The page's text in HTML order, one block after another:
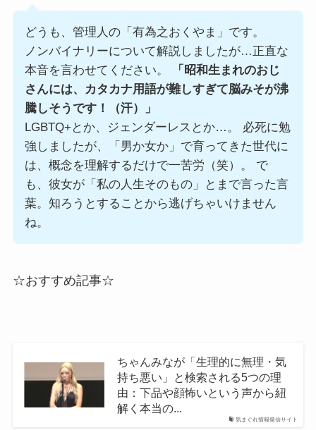
どうも、管理人の「有為之おくやま」です。
ノンバイナリーについて解説しましたが…正直な
本音を言わせてください。
「昭和生まれのおじ
さんには、カタカナ用語が難しすぎて脳みそが沸
騰しそうです！（汗）」
LGBTQ+とか、ジェンダーレスとか…。 必死に勉
強しましたが、「男か女か」で育ってきた世代に
は、概念を理解するだけで一苦労（笑）。 で
も、彼女が「私の人生そのもの」とまで言った言
葉。知ろうとすることから逃げちゃいけません
ね。
☆おすすめ記事☆
気まぐれ情報発信サイト
ちゃんみなが「生理的に無理・気
持ち悪い」と検索される5つの理
由：下品や顔怖いという声から紐
解く本当の...